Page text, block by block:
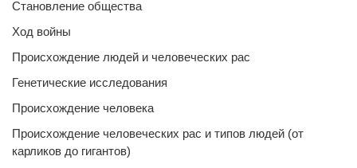
Становление общества
Ход войны
Происхождение людей и человеческих рас
Генетические исследования
Происхождение человека
Происхождение человеческих рас и типов людей (от
карликов до гигантов)